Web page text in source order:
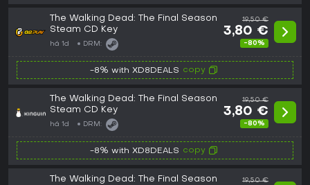
The Walking Dead: The Final Season
Steam CD Key
há 1d DRM:
19,50 €
3,80 €
-80%
-8% with XD8DEALS copy
The Walking Dead: The Final Season
Steam CD Key
há 1d DRM:
19,50 €
3,80 €
-80%
-8% with XD8DEALS copy
The Walking Dead: The Final Season
19,50 €